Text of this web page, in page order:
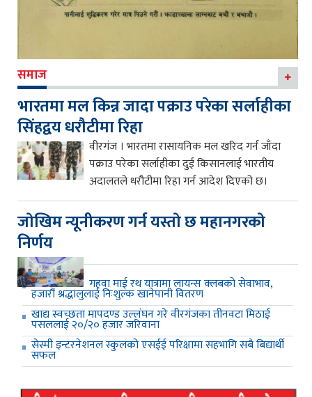
समाज
भारतमा मल किन्न जादा पक्राउ परेका सर्लाहीका
सिंहद्वय धरौटीमा रिहा
वीरगंज । भारतमा रासायनिक मल खरिद गर्न जाँदा
पक्राउ परेका सर्लाहीका दुई किसानलाई भारतीय
अदालतले धरौटीमा रिहा गर्न आदेश दिएको छ।
जाेखिम न्यूनीकरण गर्न यस्ताे छ महानगरकाे
निर्णय
गहवा माई रथ यात्रामा लायन्स क्लबको सेवाभाव,
हजारौं श्रद्धालुलाई निःशुल्क खानेपानी वितरण
खाद्य स्वच्छता मापदण्ड उल्लंघन गरे वीरगंजका तीनवटा मिठाई
पसललाई २०/२० हजार जरिवाना
सेस्मी इन्टरनेशनल स्कुलको एसईई परिक्षामा सहभागि सबै बिद्यार्थी
सफल